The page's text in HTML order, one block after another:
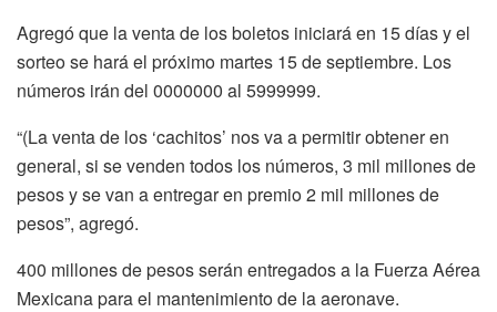
Agregó que la venta de los boletos iniciará en 15 días y el
sorteo se hará el próximo martes 15 de septiembre. Los
números irán del 0000000 al 5999999.
“(La venta de los ‘cachitos’ nos va a permitir obtener en
general, si se venden todos los números, 3 mil millones de
pesos y se van a entregar en premio 2 mil millones de
pesos”, agregó.
400 millones de pesos serán entregados a la Fuerza Aérea
Mexicana para el mantenimiento de la aeronave.